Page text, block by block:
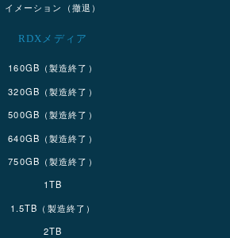
イメーション（撤退）
RDXメディア
160GB（製造終了）
320GB（製造終了）
500GB（製造終了）
640GB（製造終了）
750GB（製造終了）
1TB
1.5TB（製造終了）
2TB